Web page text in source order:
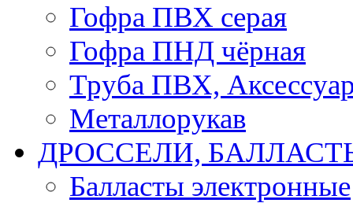
Гофра ПВХ серая
Гофра ПНД чёрная
Труба ПВХ,
Металлорукав
ДРОССЕЛИ,
Балласты электронные